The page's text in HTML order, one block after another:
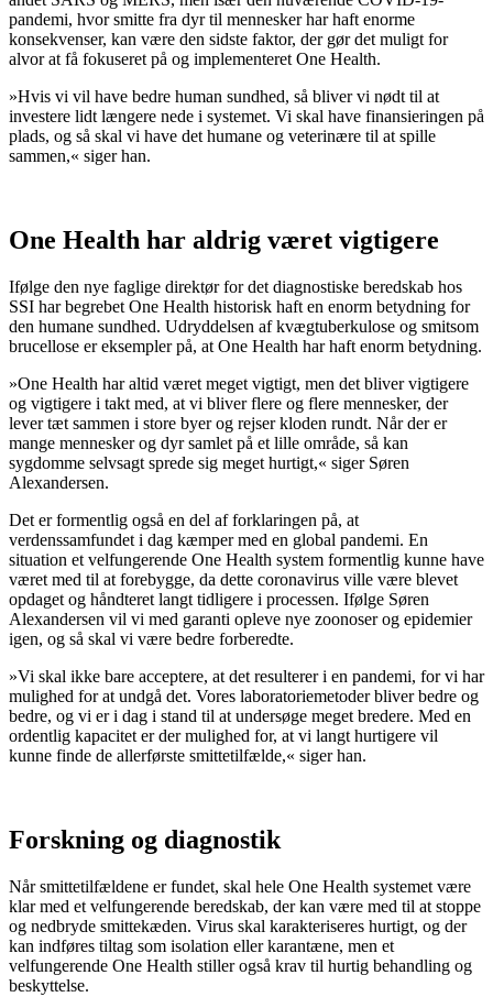
pandemi, hvor smitte fra dyr til mennesker har haft enorme
konsekvenser, kan være den sidste faktor, der gør det muligt for
alvor at få fokuseret på og implementeret One Health.
»Hvis vi vil have bedre human sundhed, så bliver vi nødt til at
investere lidt længere nede i systemet. Vi skal have finansieringen på
plads, og så skal vi have det humane og veterinære til at spille
sammen,« siger han.
One Health har aldrig været vigtigere
Ifølge den nye faglige direktør for det diagnostiske beredskab hos
SSI har begrebet One Health historisk haft en enorm betydning for
den humane sundhed. Udryddelsen af kvægtuberkulose og smitsom
brucellose er eksempler på, at One Health har haft enorm betydning.
»One Health har altid været meget vigtigt, men det bliver vigtigere
og vigtigere i takt med, at vi bliver flere og flere mennesker, der
lever tæt sammen i store byer og rejser kloden rundt. Når der er
mange mennesker og dyr samlet på et lille område, så kan
sygdomme selvsagt sprede sig meget hurtigt,« siger Søren
Alexandersen.
Det er formentlig også en del af forklaringen på, at
verdenssamfundet i dag kæmper med en global pandemi. En
situation et velfungerende One Health system formentlig kunne have
været med til at forebygge, da dette coronavirus ville være blevet
opdaget og håndteret langt tidligere i processen. Ifølge Søren
Alexandersen vil vi med garanti opleve nye zoonoser og epidemier
igen, og så skal vi være bedre forberedte.
»Vi skal ikke bare acceptere, at det resulterer i en pandemi, for vi har
mulighed for at undgå det. Vores laboratoriemetoder bliver bedre og
bedre, og vi er i dag i stand til at undersøge meget bredere. Med en
ordentlig kapacitet er der mulighed for, at vi langt hurtigere vil
kunne finde de allerførste smittetilfælde,« siger han.
Forskning og diagnostik
Når smittetilfældene er fundet, skal hele One Health systemet være
klar med et velfungerende beredskab, der kan være med til at stoppe
og nedbryde smittekæden. Virus skal karakteriseres hurtigt, og der
kan indføres tiltag som isolation eller karantæne, men et
velfungerende One Health stiller også krav til hurtig behandling og
beskyttelse.